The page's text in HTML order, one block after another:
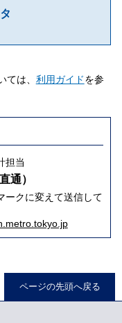
は、 利用ガイドを参
担当
通）
ークに変えて送信して
ページの先頭へ戻る